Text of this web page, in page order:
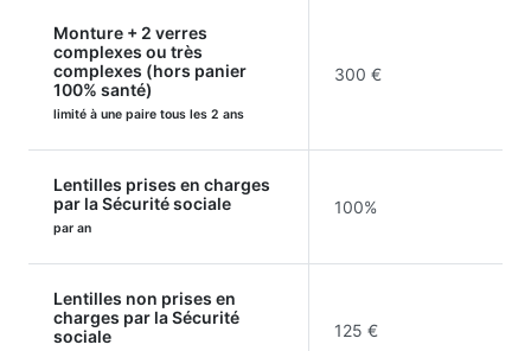
Monture + 2 verres
complexes ou très
complexes (hors panier
100% santé)
limité à une paire tous les 2 ans
300 €
Lentilles prises en charges
par la Sécurité sociale
par an
100%
Lentilles non prises en
charges par la Sécurité
sociale
125 €